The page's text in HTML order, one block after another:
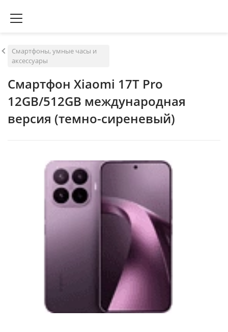
Смартфоны, умные часы и
аксессуары
Смартфон Xiaomi 17T Pro
12GB/512GB международная
версия (темно-сиреневый)